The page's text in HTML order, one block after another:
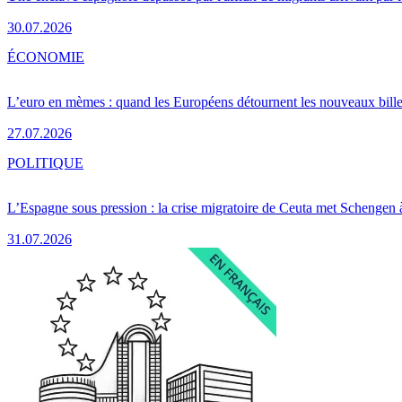
30.07.2026
L’euro en mèmes : quand les Européens détournent les nouveaux
27.07.2026
ÉCONOMIE
L’Espagne sous pression : la crise migratoire de Ceuta met Schengen
31.07.2026
POLITIQUE